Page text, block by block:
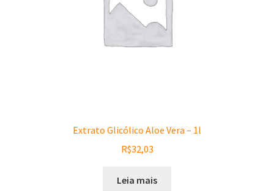
Extrato Glicólico Aloe Vera – 1l
R$32,03
Leia mais